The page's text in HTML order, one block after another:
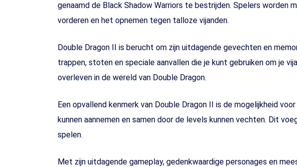
genaamd de Black Shadow Warriors te bestrijden. Spelers
vorderen en het opnemen tegen talloze vijanden.
Double Dragon II is berucht om zijn uitdagende gevechten en
trappen, stoten en speciale aanvallen die je kunt gebruiken om je
overleven in de wereld van Double Dragon.
Een opvallend kenmerk van Double Dragon II is de mogelijkheid
kunnen aannemen en samen door de levels kunnen vechten. Dit
spelen.
Met zijn uitdagende gameplay, gedenkwaardige personages en